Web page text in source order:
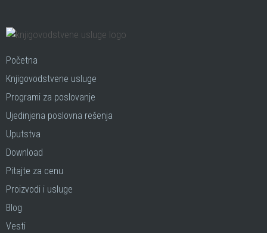
Početna
Knjigovodstvene usluge
Programi za poslovanje
Ujedinjena poslovna rešenja
Uputstva
Download
Pitajte za cenu
Proizvodi i usluge
Blog
Vesti